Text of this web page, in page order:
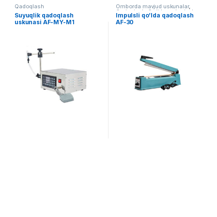
Qadoqlash
Suyuqlik qadoqlash
uskunasi AF-MY-M1
Omborda mavjud uskunalar,
Qadoqlash Qo'lda qadoqlash
Impulsli qo’lda qadoqlash
AF-30